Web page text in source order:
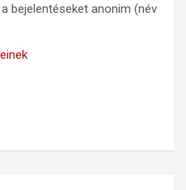
bejelentéseket anonim (név